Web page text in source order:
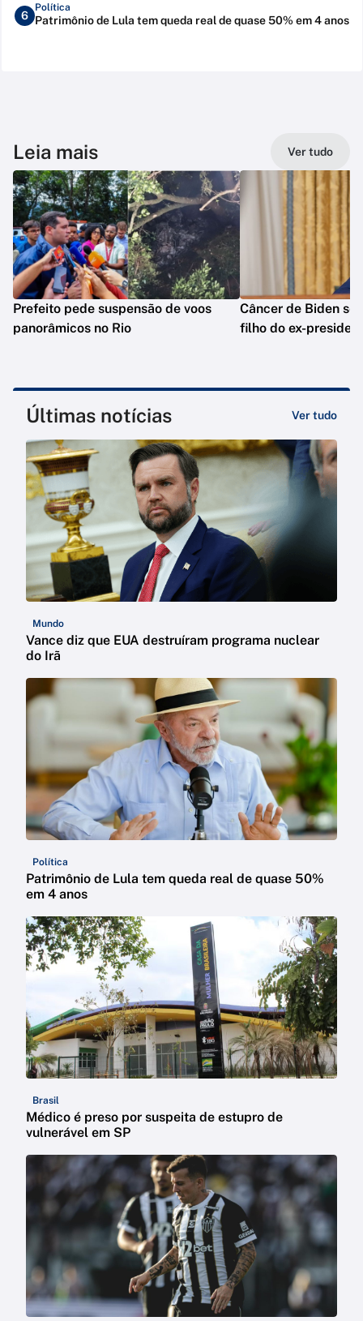
6
Política
Patrimônio de Lula tem queda real de quase 50% em 4 anos
Leia mais Ver tudo
Prefeito pede suspensão de voos
panorâmicos no Rio
Câncer de Biden se
filho do ex-
Últimas notícias Ver tudo
Mundo
Vance diz que EUA destruíram programa nuclear
do Irã
Política
Patrimônio de Lula tem queda real de quase 50%
em 4 anos
Brasil
Médico é preso por suspeita de estupro de
vulnerável em SP